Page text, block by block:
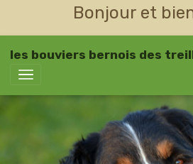
Bonjour et
les bouviers bernois des